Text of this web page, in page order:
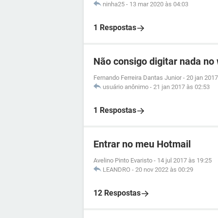
ninha25 - 13 mar 2020 às 04:03
1 Respostas
Não consigo digitar nada no
Fernando Ferreira Dantas Junior - 20 jan
usuário anônimo - 21 jan 2017 às 02:53
1 Respostas
Entrar no meu Hotmail
Avelino Pinto Evaristo - 14 jul 2017 às 19:25
LEANDRO - 20 nov 2022 às 00:29
12 Respostas